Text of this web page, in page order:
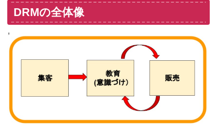
DRMの全体像